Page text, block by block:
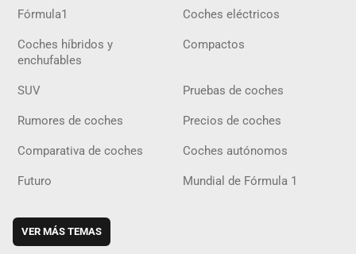
Fórmula1 Coches eléctricos
Coches híbridos y
enchufables
Compactos
SUV Pruebas de coches
Rumores de coches Precios de coches
Comparativa de coches Coches autónomos
Futuro Mundial de Fórmula 1
VER MÁS TEMAS